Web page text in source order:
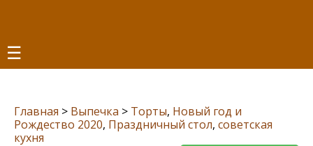
☰
Главная > Выпечка > Торты, Новый год и
Рождество 2020, Праздничный стол, советская
кухня